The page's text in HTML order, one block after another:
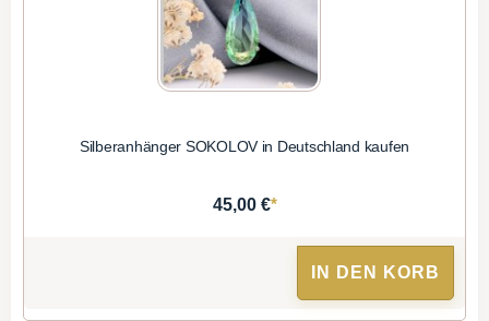
Silberanhänger SOKOLOV in Deutschland kaufen
45,00 €*
IN DEN KORB